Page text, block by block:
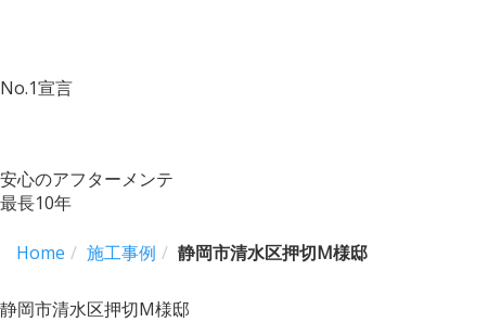
No.1宣言
安心のアフターメンテ
最長10年
Home 施工事例 静岡市清水区押切M様邸
静岡市清水区押切M様邸